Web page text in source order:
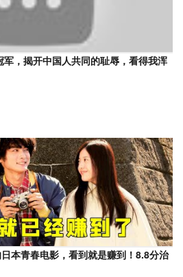
军，揭开中国人共同的耻辱，看得我浑
本青春电影，看到就是赚到！8.8分治